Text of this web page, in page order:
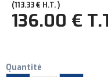
113.33€ H.T.
136.00 €
Quantité